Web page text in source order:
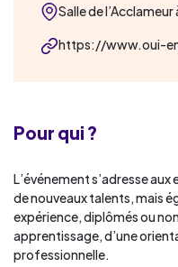
Salle de l’Acclameur
https://www.oui-
Pour qui ?
L’événement s’adresse
de nouveaux talents, mais
expérience, diplômés ou
apprentissage, d’une
professionnelle.